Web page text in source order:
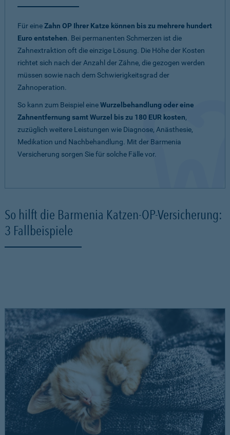
Für eineZahn OP Ihrer Katze können bis zu mehrere hundert
Euro entstehen. Bei permanenten Schmerzen ist die
Zahnextraktion oft die einzige Lösung. Die Höhe der Kosten
richtet sich nach der Anzahl der Zähne, die gezogen werden
müssen sowie nach dem Schwierigkeitsgrad der
Zahnoperation.
So kann zum Beispiel eineWurzelbehandlung oder eine
Zahnentfernung samt Wurzel bis zu 180 EUR kosten,
zuzüglich weitere Leistungen wie Diagnose, Anästhesie,
Medikation und Nachbehandlung. Mit der Barmenia
Versicherung sorgen Sie für solche Fälle vor.
So hilft die Barmenia Katzen-OP-Versicherung:
3 Fallbeispiele